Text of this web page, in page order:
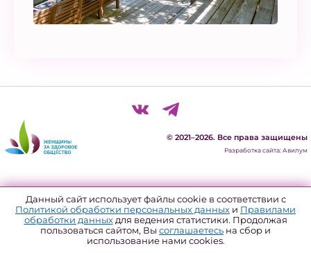
© 2021–2026. Все права защищены
Разработка сайта: Авилум
Политика конфиденциальности
Согласие на обработку персональных данных
Политика использования файлов куки
Данный сайт использует файлы cookie в соответствии с
Политикой обработки персональных данных и Правилами
обработки данныхдля ведения статистики. Продолжая
пользоваться сайтом, Вы соглашаетесь на сбор и
использование нами cookies.